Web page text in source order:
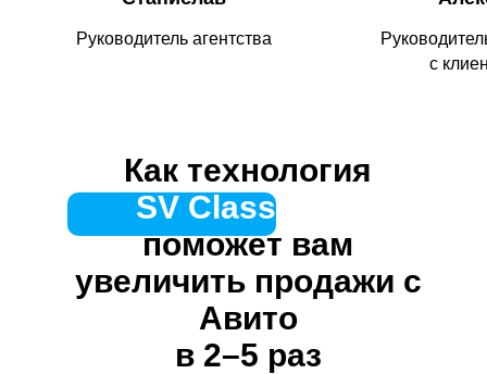
Руководитель агентства
с
Как технология
SV Classified |
поможет вам
увеличить продажи с
Авито
в 2–5 раз